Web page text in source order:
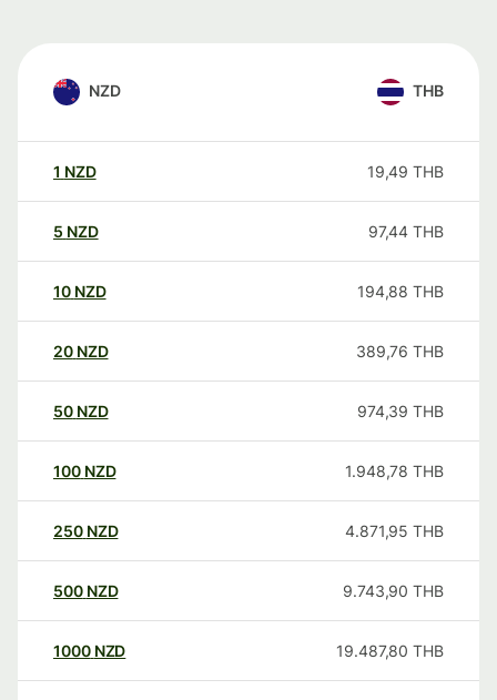
NZD THB
1 NZD 19,49 THB
5 NZD 97,44 THB
10 NZD 194,88 THB
20 NZD 389,76 THB
50 NZD 974,39 THB
100 NZD 1.948,78 THB
250 NZD 4.871,95 THB
500 NZD 9.743,90 THB
1000 NZD 19.487,80 THB